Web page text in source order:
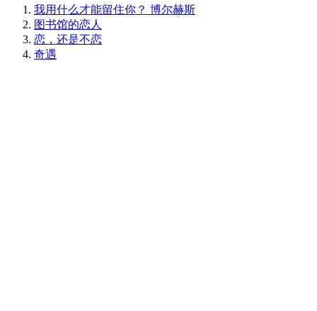
我用什么才能留住你？ 博尔赫斯
图书馆的恋人
恋，还是不恋
奇遇